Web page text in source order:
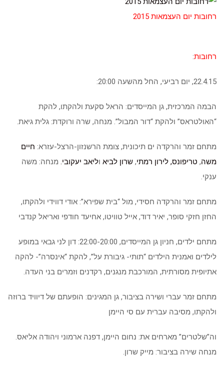
רחובות יום העצמאות 2015
רחובות:
22.4.15, יום רביעי, החל מהשעה 20:00:
הבמה המרכזית, גן המייסדים: הראל סקעת ולהקתו, להקת
“האולטראס” ולהקת “דור המבול”. מנחה, שרה ורוקדת: גלית גיאת.
מתחם זמר והרקדה ים תיכונית, צומת הרשנזון-הרצל-עזרא: חיים
משה, טריפונס, לירון רמתי, שרון לביא וליאב יעקובי. מנחה: משה
ענקי.
מתחם זמר והרקדה חסידי, מול “בית שפירא”: אודי דווידי ולהקתו,
החזן חזקי סופר, יאיר דוד, אייל טוויטו, אחיעד חודפי ואריאל קנדבי
מתחם ילדים, חניון גן המייסדים, 22:00-20:00: דון לני גבאי במופע
לילדים ואמנית הילדים “תותי- גיבורת על”, להקת “אינסרה”- להקה
אתיופית מסורתית, המורכבת מנגנים, רקדנים וזמרים בני העדה.
מתחם זמר עברי ושירה בציבור, גן המגינים: הופעתם של דיוויד ברוזה
ולהקתו, מסיבה עברית עם סי היימן
וה”שלטרים” מארחים את: נחום היימן, דפנה ארמוני ויהודה אליאס.
מנחה שירה בציבור: מייק שרון.